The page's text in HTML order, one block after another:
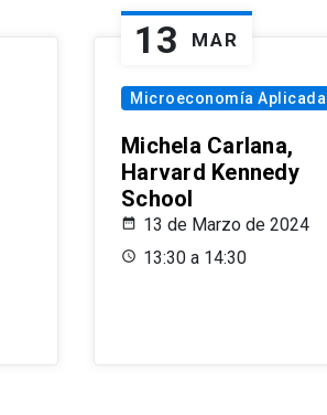
13 MAR
Microeconomía Aplicada
Michela Carlana,
Harvard Kennedy
School
13 de Marzo de 2024
13:30 a 14:30